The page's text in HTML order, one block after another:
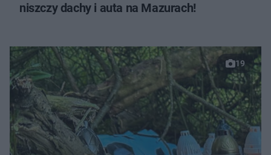
niszczy dachy i auta na Mazurach!
19